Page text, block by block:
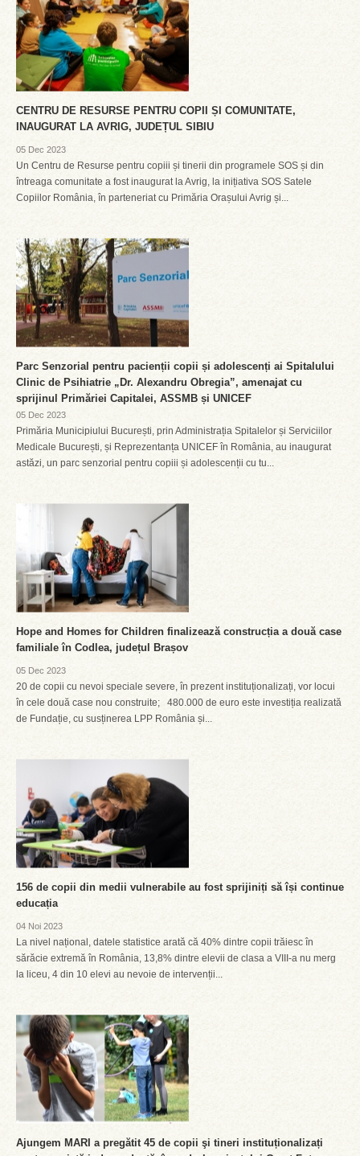
CENTRU DE RESURSE PENTRU COPII ȘI COMUNITATE,
INAUGURAT LA AVRIG, JUDEȚUL SIBIU
05 Dec 2023
Un Centru de Resurse pentru copiii și tinerii din programele SOS și din
întreaga comunitate a fost inaugurat la Avrig, la inițiativa SOS Satele
Copiilor România, în parteneriat cu Primăria Orașului Avrig și...
Parc Senzorial pentru pacienții copii și adolescenți ai Spitalului
Clinic de Psihiatrie „Dr. Alexandru Obregia”, amenajat cu
sprijinul Primăriei Capitalei, ASSMB și UNICEF
05 Dec 2023
Primăria Municipiului București, prin Administrația Spitalelor și Serviciilor
Medicale București, și Reprezentanța UNICEF în România, au inaugurat
astăzi, un parc senzorial pentru copiii și adolescenții cu tu...
Hope and Homes for Children finalizează construcția a două case
familiale în Codlea, județul Brașov
05 Dec 2023
20 de copii cu nevoi speciale severe, în prezent instituționalizați, vor locui
în cele două case nou construite; 480.000 de euro este investiția realizată
de Fundație, cu susținerea LPP România și...
156 de copii din medii vulnerabile au fost sprijiniți să își continue
educația
04 Noi 2023
La nivel național, datele statistice arată că 40% dintre copii trăiesc în
sărăcie extremă în România, 13,8% dintre elevii de clasa a VIII-a nu merg
la liceu, 4 din 10 elevi au nevoie de intervenții...
Ajungem MARI a pregătit 45 de copii şi tineri instituționalizați